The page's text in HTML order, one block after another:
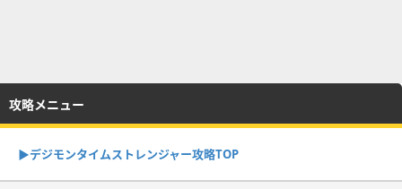
攻略メニュー
▶︎デジモンタイムストレンジャー攻略TOP